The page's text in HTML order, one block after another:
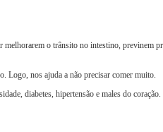
o trânsito no intestino,
Logo, nos ajuda a não precisar comer muito.
diabetes, hipertensão e males do coração.